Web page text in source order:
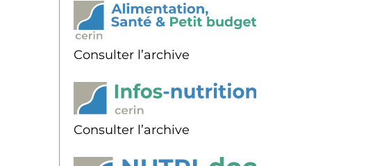
Consulter l’archive
Consulter l’archive